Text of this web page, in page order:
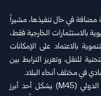
في حال تنفيذها، مشيراً
بالاستثمارات الخارجية فقط،
بالاعتماد على الإمكانات
للنقل، وتعزيز الترابط بين
في مختلف أنحاء البلاد.
يذكر أن مشروع إعادة تأهيل الطريق الدولي‎ (M45) ‎يشكل أحد أبرز